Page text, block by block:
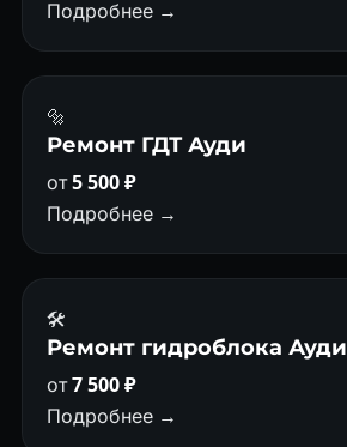
Подробнее →
🔩
Ремонт ГДТ Ауди
от5 500 ₽
Подробнее →
🛠️
Ремонт гидроблока Ауди
от7 500 ₽
Подробнее →